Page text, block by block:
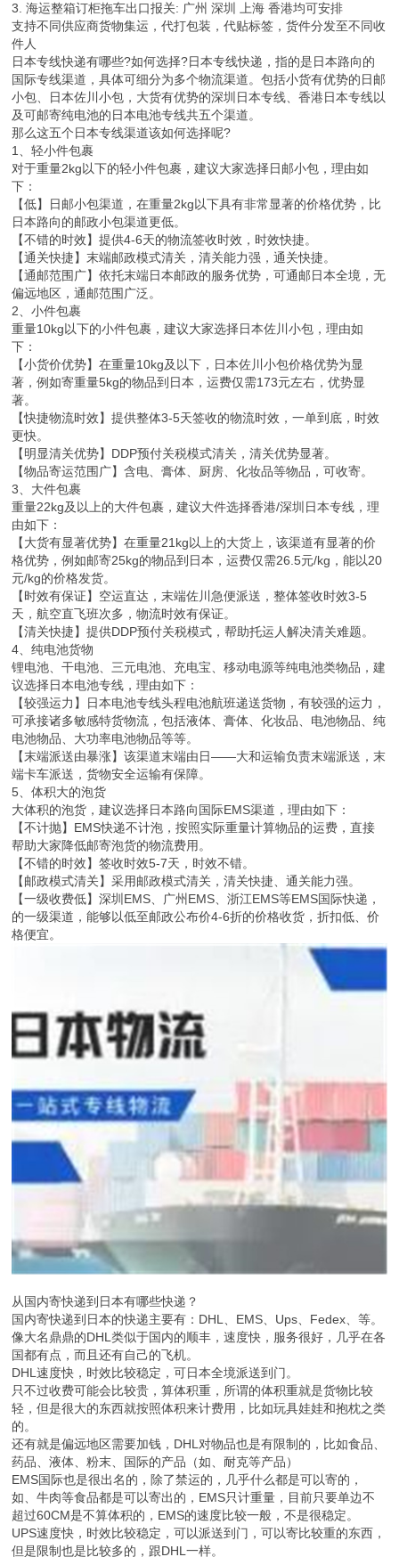
3. 海运整箱订柜拖车出口报关: 广州 深圳 上海 香港均可安排
支持不同供应商货物集运，代打包装，代贴标签，货件分发至不同收
件人
日本专线快递有哪些?如何选择?日本专线快递，指的是日本路向的
国际专线渠道，具体可细分为多个物流渠道。包括小货有优势的日邮
小包、日本佐川小包，大货有优势的深圳日本专线、香港日本专线以
及可邮寄纯电池的日本电池专线共五个渠道。
那么这五个日本专线渠道该如何选择呢?
1、轻小件包裹
对于重量2kg以下的轻小件包裹，建议大家选择日邮小包，理由如
下：
【低】日邮小包渠道，在重量2kg以下具有非常显著的价格优势，比
日本路向的邮政小包渠道更低。
【不错的时效】提供4-6天的物流签收时效，时效快捷。
【通关快捷】末端邮政模式清关，清关能力强，通关快捷。
【通邮范围广】依托末端日本邮政的服务优势，可通邮日本全境，无
偏远地区，通邮范围广泛。
2、小件包裹
重量10kg以下的小件包裹，建议大家选择日本佐川小包，理由如
下：
【小货价优势】在重量10kg及以下，日本佐川小包价格优势为显
著，例如寄重量5kg的物品到日本，运费仅需173元左右，优势显
著。
【快捷物流时效】提供整体3-5天签收的物流时效，一单到底，时效
更快。
【明显清关优势】DDP预付关税模式清关，清关优势显著。
【物品寄运范围广】含电、膏体、厨房、化妆品等物品，可收寄。
3、大件包裹
重量22kg及以上的大件包裹，建议大件选择香港/深圳日本专线，理
由如下：
【大货有显著优势】在重量21kg以上的大货上，该渠道有显著的价
格优势，例如邮寄25kg的物品到日本，运费仅需26.5元/kg，能以20
元/kg的价格发货。
【时效有保证】空运直达，末端佐川急便派送，整体签收时效3-5
天，航空直飞班次多，物流时效有保证。
【清关快捷】提供DDP预付关税模式，帮助托运人解决清关难题。
4、纯电池货物
锂电池、干电池、三元电池、充电宝、移动电源等纯电池类物品，建
议选择日本电池专线，理由如下：
【较强运力】日本电池专线头程电池航班递送货物，有较强的运力，
可承接诸多敏感特货物流，包括液体、膏体、化妆品、电池物品、纯
电池物品、大功率电池物品等等。
【末端派送由暴涨】该渠道末端由日——大和运输负责末端派送，末
端卡车派送，货物安全运输有保障。
5、体积大的泡货
大体积的泡货，建议选择日本路向国际EMS渠道，理由如下：
【不计抛】EMS快递不计泡，按照实际重量计算物品的运费，直接
帮助大家降低邮寄泡货的物流费用。
【不错的时效】签收时效5-7天，时效不错。
【邮政模式清关】采用邮政模式清关，清关快捷、通关能力强。
【一级收费低】深圳EMS、广州EMS、浙江EMS等EMS国际快递，
的一级渠道，能够以低至邮政公布价4-6折的价格收货，折扣低、价
格便宜。
从国内寄快递到日本有哪些快递？
国内寄快递到日本的快递主要有：DHL、EMS、Ups、Fedex、等。
像大名鼎鼎的DHL类似于国内的顺丰，速度快，服务很好，几乎在各
国都有点，而且还有自己的飞机。
DHL速度快，时效比较稳定，可日本全境派送到门。
只不过收费可能会比较贵，算体积重，所谓的体积重就是货物比较
轻，但是很大的东西就按照体积来计费用，比如玩具娃娃和抱枕之类
的。
还有就是偏远地区需要加钱，DHL对物品也是有限制的，比如食品、
药品、液体、粉末、国际的产品（如、耐克等产品）
EMS国际也是很出名的，除了禁运的，几乎什么都是可以寄的，
如、牛肉等食品都是可以寄出的，EMS只计重量，目前只要单边不
超过60CM是不算体积的，EMS的速度比较一般，不是很稳定。
UPS速度快，时效比较稳定，可以派送到门，可以寄比较重的东西，
但是限制也是比较多的，跟DHL一样。